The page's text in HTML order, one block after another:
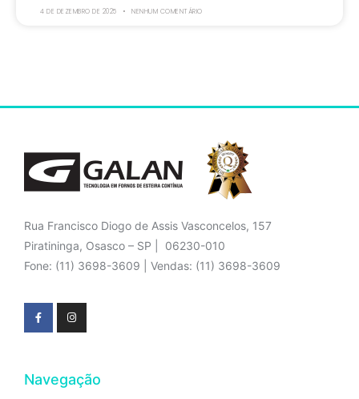
4 DE DEZEMBRO DE 2025 NENHUM COMENTÁRIO
Rua Francisco Diogo de Assis Vasconcelos, 157
Piratininga, Osasco – SP | 06230-010
Fone: (11) 3698-3609 | Vendas: (11) 3698-3609
Navegação